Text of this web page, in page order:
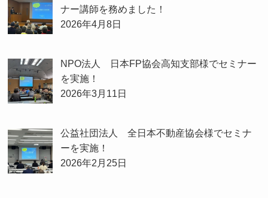
ナー講師を務めました！
2026年4月8日
NPO法人 日本FP協会高知支部様でセミナー
を実施！
2026年3月11日
公益社団法人 全日本不動産協会様でセミナ
ーを実施！
2026年2月25日